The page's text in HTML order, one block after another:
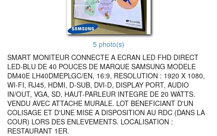
5 photo(s)
SMART MONITEUR CONNECTE A ECRAN LED FHD DIRECT
LED-BLU DE 40 POUCES DE MARQUE SAMSUNG MODELE
DM40E LH40DMEPLGC/EN, 16:9, RESOLUTION : 1920 X 1080,
WI-FI, RJ45, HDMI, D-SUB, DVI-D, DISPLAY PORT, AUDIO
IN/OUT, VGA, SD, HAUT-PARLEUR INTEGRE DE 20 WATTS.
VENDU AVEC ATTACHE MURALE. LOT BENEFICIANT D'UN
COLISAGE ET D'UNE MISE A DISPOSITION AU RDC (DANS LA
COUR) LORS DES ENLEVEMENTS. LOCALISATION :
RESTAURANT 1ER.